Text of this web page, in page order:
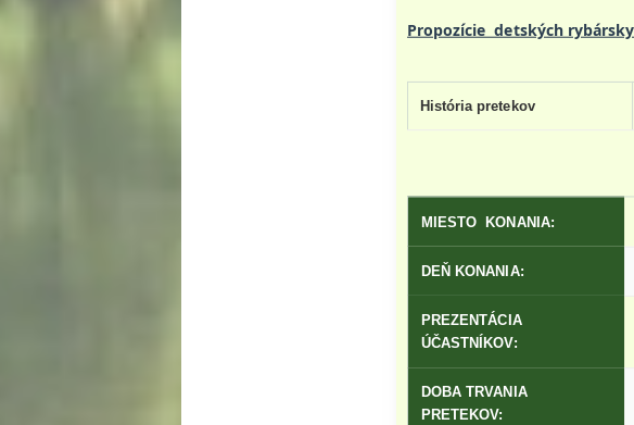
Propozície detských
História pretekov
MIESTO KONANIA:
DEŇ KONANIA:
PREZENTÁCIA
ÚČASTNÍKOV:
DOBA TRVANIA
PRETEKOV: